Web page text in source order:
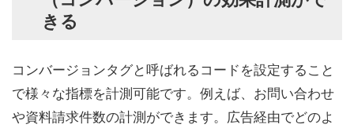
きる
コンバージョンタグと呼ばれるコードを設定すること
で様々な指標を計測可能です。例えば、お問い合わせ
や資料請求件数の計測ができます。広告経由でどのよ